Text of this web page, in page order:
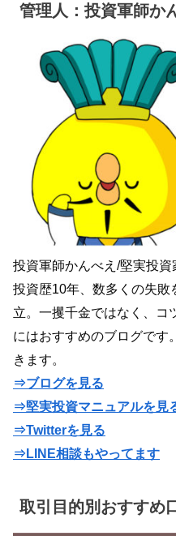
管理人：投資軍師か
投資軍師かんべえ/堅実投資
投資歴10年、数多くの失敗
立。一攫千金ではなく、コ
にはおすすめのブログです
きます。
⇒ブログを見る
⇒堅実投資マニュアルを見
⇒Twitterを見る
⇒LINE相談もやってます
取引目的別おすすめ